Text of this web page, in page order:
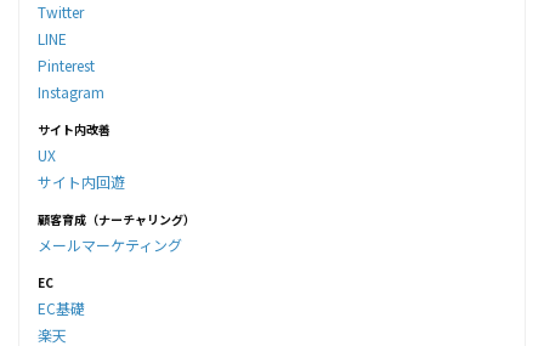
Twitter
LINE
Pinterest
Instagram
サイト内改善
UX
サイト内回遊
顧客育成（ナーチャリング）
メールマーケティング
EC
EC基礎
楽天